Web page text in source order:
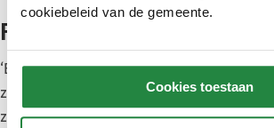
cookiebeleid van de gemeente.
Cookies toestaan
Fietswrakken
‘Er zijn ook fietsen die overduidelijk
zijn en waarbij wij met het oog
zien die kapot zijn. Denk aan een